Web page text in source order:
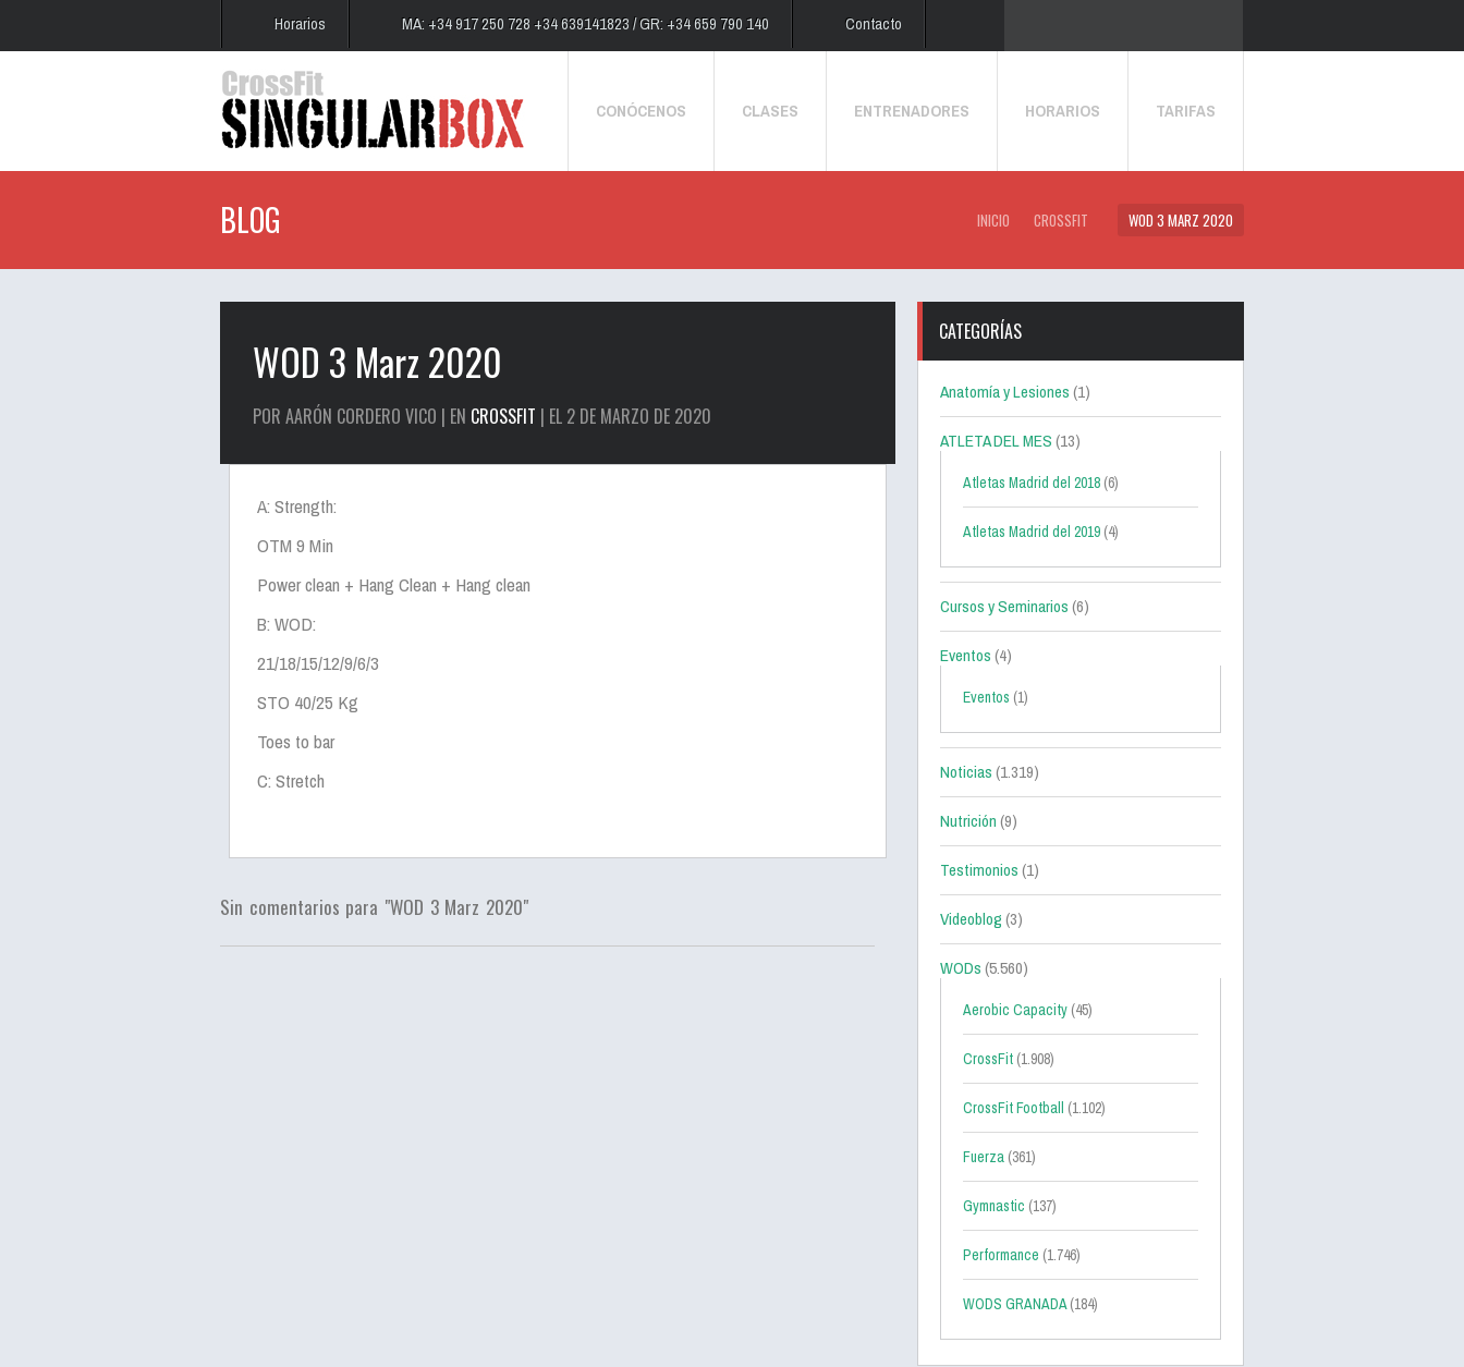
Horarios MA: +34 917 250 728 +34 639141823 / GR: +34 659 790 140 Contacto
CONÓCENOS CLASES ENTRENADORES HORARIOS TARIFAS
BLOG INICIO CROSSFIT WOD 3 MARZ 2020
WOD 3 Marz 2020
POR AARÓN CORDERO VICO | EN CROSSFIT | EL 2 DE MARZO DE 2020
A: Strength:
OTM 9 Min
Power clean + Hang Clean + Hang clean
B: WOD:
21/18/15/12/9/6/3
STO 40/25 Kg
Toes to bar
C: Stretch
Sin comentarios para "WOD 3 Marz 2020"
CATEGORÍAS
Anatomía y Lesiones(1)
ATLETA DEL MES(13)
Atletas Madrid del 2018 (6)
Atletas Madrid del 2019 (4)
Cursos y Seminarios(6)
Eventos(4)
Eventos (1)
Noticias(1.319)
Nutrición(9)
Testimonios(1)
Videoblog(3)
WODs(5.560)
Aerobic Capacity (45)
CrossFit (1.908)
CrossFit Football (1.102)
Fuerza (361)
Gymnastic (137)
Performance (1.746)
WODS GRANADA(184)